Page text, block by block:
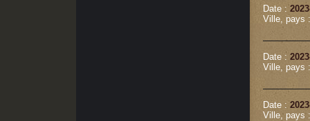
Date :
Ville, pays :
Date :
Ville, pays :
Date :
Ville, pays :